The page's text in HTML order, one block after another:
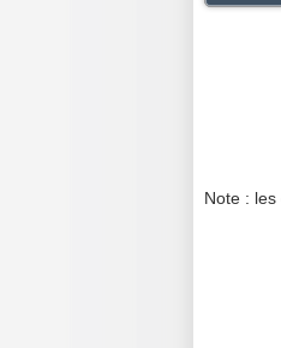
Note :